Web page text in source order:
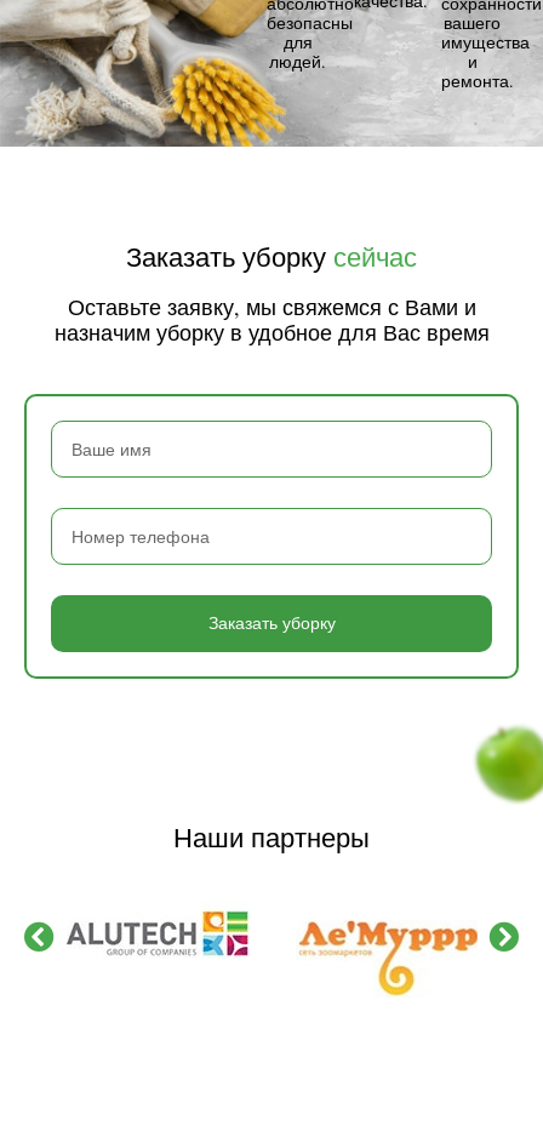
безопасны
для
людей.
вашего
имущества
и
ремонта.
Заказать уборку сейчас
Оставьте заявку, мы свяжемся с Вами и
назначим уборку в удобное для Вас время
Заказать уборку
Наши партнеры